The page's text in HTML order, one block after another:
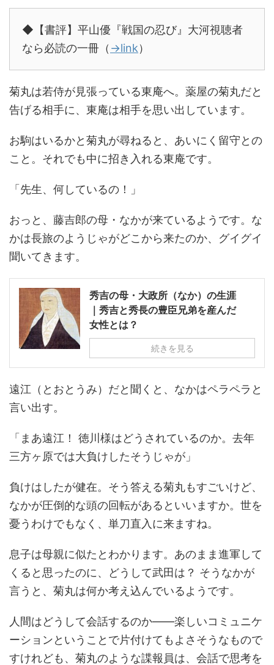
◆【書評】平山優『戦国の忍び』大河視聴者
なら必読の一冊（ →link）
菊丸は若侍が見張っている東庵へ。薬屋の菊丸だと
告げる相手に、東庵は相手を思い出しています。
お駒はいるかと菊丸が尋ねると、あいにく留守との
こと。それでも中に招き入れる東庵です。
「先生、何しているの！」
おっと、藤吉郎の母・なかが来ているようです。な
かは長旅のようじゃがどこから来たのか、グイグイ
聞いてきます。
秀吉の母・大政所（なか）の生涯
｜秀吉と秀長の豊臣兄弟を産んだ
女性とは？
続きを見る
遠江（とおとうみ）だと聞くと、なかはペラペラと
言い出す。
「まあ遠江！ 徳川様はどうされているのか。去年
三方ヶ原では大負けしたそうじゃが」
負けはしたが健在。そう答える菊丸もすごいけど、
なかが圧倒的な頭の回転があるといいますか。世を
憂うわけでもなく、単刀直入に来ますね。
息子は母親に似たとわかります。あのまま進軍して
くると思ったのに、どうして武田は？ そうなかが
言うと、菊丸は何か考え込んでいるようです。
人間はどうして会話するのか――楽しいコミュニケ
ーションということで片付けてもよさそうなもので
すけれども、菊丸のような諜報員は、会話で思考を